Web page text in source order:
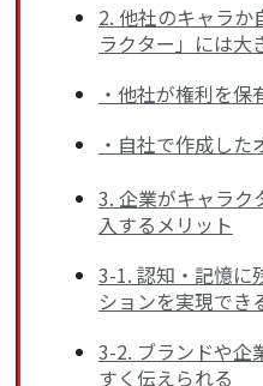
2. 他社のキャラか
ラクター」には大
・他社が権利を
・自社で作成し
3. 企業がキャラク
入するメリット
3-1. 認知・記憶に
ションを実現でき
3-2. ブランドや企
すく伝えられる